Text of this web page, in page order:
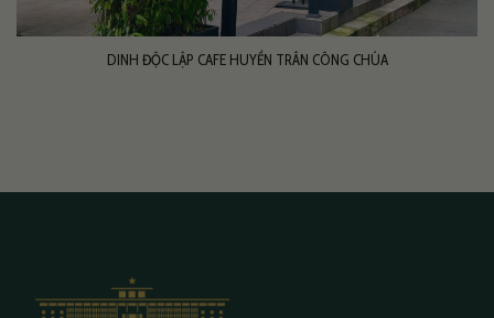
DINH ĐỘC LẬP CAFE HUYỀN TRÂN CÔNG CHÚA